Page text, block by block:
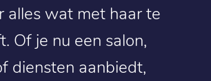
alles wat met haar te
Of je nu een salon,
diensten aanbiedt,